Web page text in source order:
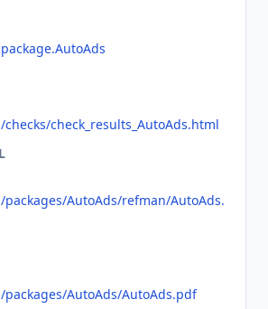
check_results_AutoAds.html
AutoAds/refman/AutoAds.
AutoAds/AutoAds.pdf